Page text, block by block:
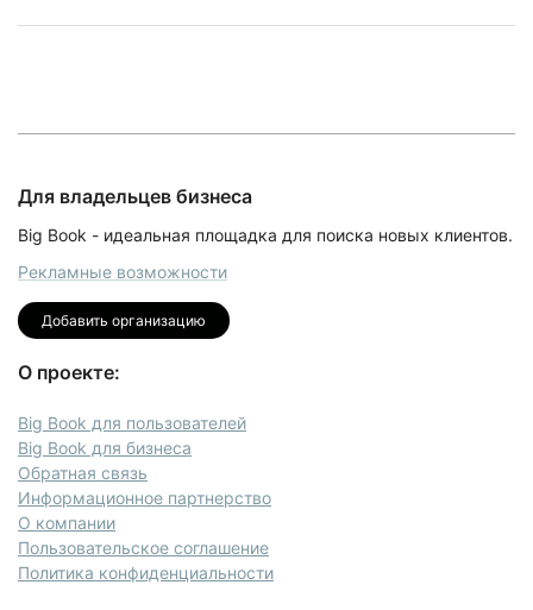
Для владельцев бизнеса
Big Book - идеальная площадка для поиска новых клиентов.
Рекламные возможности
Добавить организацию
О проекте:
Big Book для пользователей
Big Book для бизнеса
Обратная связь
Информационное партнерство
О компании
Пользовательское соглашение
Политика конфиденциальности